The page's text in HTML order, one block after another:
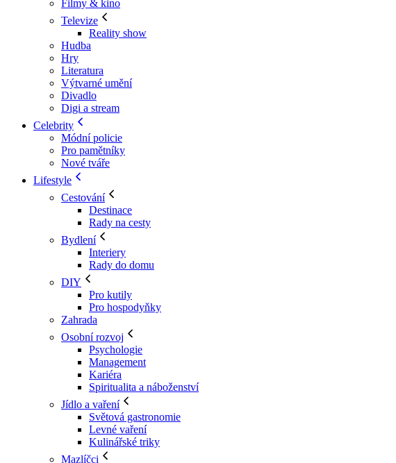
Filmy & kino
Televize
Reality show
Hudba
Hry
Literatura
Výtvarné umění
Divadlo
Digi a stream
Celebrity
Módní policie
Pro pamětníky
Nové tváře
Lifestyle
Cestování
Destinace
Rady na cesty
Bydlení
Interiery
Rady do domu
DIY
Pro kutily
Pro hospodyňky
Zahrada
Osobní rozvoj
Psychologie
Management
Kariéra
Spiritualita a náboženství
Jídlo a vaření
Světová gastronomie
Levné vaření
Kulinářské triky
Mazlíčci